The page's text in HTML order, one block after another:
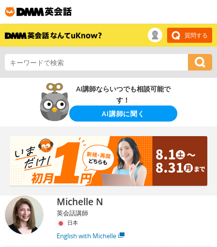
質問する
AI講師ならいつでも相談可能で
す！
AI講師に聞く
Michelle N
英会話講師
日本
English with Michelle